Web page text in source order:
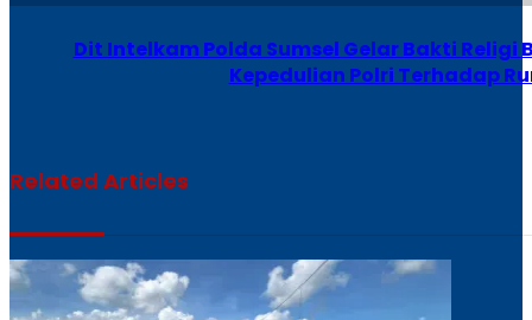
Dit Intelkam Polda Sumsel Gelar Bakti Religi
Kepedulian Polri Terhadap
Related Articles